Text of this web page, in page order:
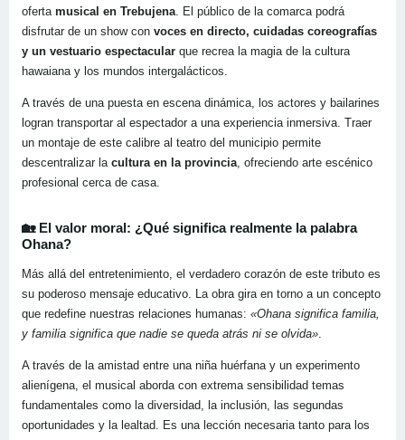
oferta musical en Trebujena. El público de la comarca podrá
disfrutar de un show con voces en directo, cuidadas coreografías
y un vestuario espectacular que recrea la magia de la cultura
hawaiana y los mundos intergalácticos.
A través de una puesta en escena dinámica, los actores y bailarines
logran transportar al espectador a una experiencia inmersiva. Traer
un montaje de este calibre al teatro del municipio permite
descentralizar la cultura en la provincia, ofreciendo arte escénico
profesional cerca de casa.
🏡 El valor moral: ¿Qué significa realmente la palabra
Ohana?
Más allá del entretenimiento, el verdadero corazón de este tributo es
su poderoso mensaje educativo. La obra gira en torno a un concepto
que redefine nuestras relaciones humanas: «Ohana significa familia,
y familia significa que nadie se queda atrás ni se olvida».
A través de la amistad entre una niña huérfana y un experimento
alienígena, el musical aborda con extrema sensibilidad temas
fundamentales como la diversidad, la inclusión, las segundas
oportunidades y la lealtad. Es una lección necesaria tanto para los